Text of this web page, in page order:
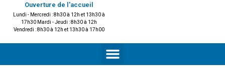
Ouverture de l'accueil
Lundi - Mercredi : 8h30 à 12h et 13h30 à
17h30 Mardi - Jeudi : 8h30 à 12h
Vendredi : 8h30 à 12h et 13h30 à 17h00